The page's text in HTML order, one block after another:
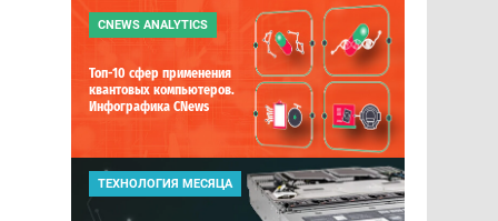
CNEWS ANALYTICS
Топ-10 сфер применения
квантовых компьютеров.
Инфографика CNews
ТЕХНОЛОГИЯ МЕСЯЦА